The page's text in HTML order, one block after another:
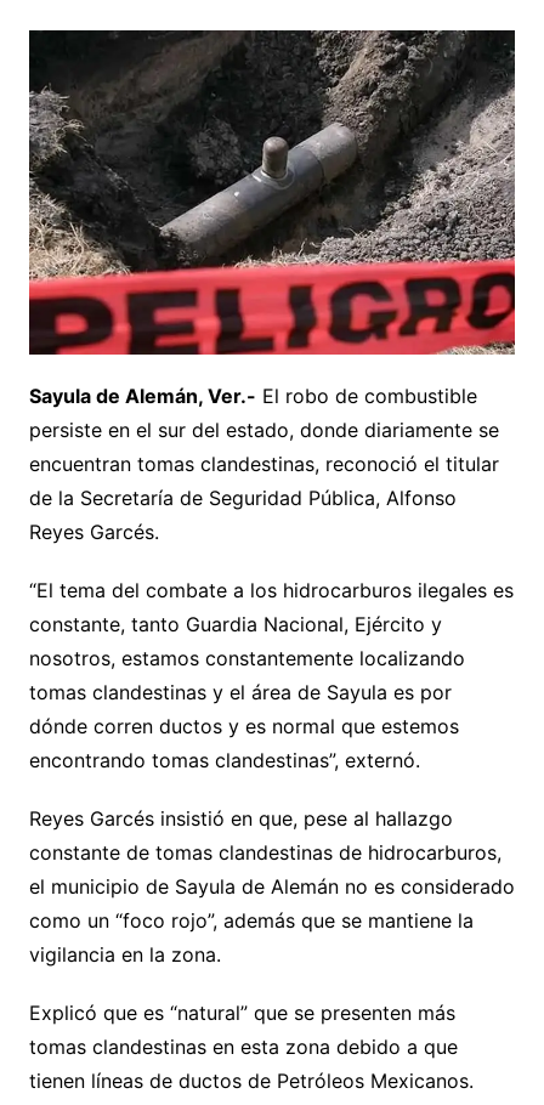
Sayula de Alemán, Ver.- El robo de combustible
persiste en el sur del estado, donde diariamente se
encuentran tomas clandestinas, reconoció el titular
de la Secretaría de Seguridad Pública, Alfonso
Reyes Garcés.
“El tema del combate a los hidrocarburos ilegales es
constante, tanto Guardia Nacional, Ejército y
nosotros, estamos constantemente localizando
tomas clandestinas y el área de Sayula es por
dónde corren ductos y es normal que estemos
encontrando tomas clandestinas”, externó.
Reyes Garcés insistió en que, pese al hallazgo
constante de tomas clandestinas de hidrocarburos,
el municipio de Sayula de Alemán no es considerado
como un “foco rojo”, además que se mantiene la
vigilancia en la zona.
Explicó que es “natural” que se presenten más
tomas clandestinas en esta zona debido a que
tienen líneas de ductos de Petróleos Mexicanos.